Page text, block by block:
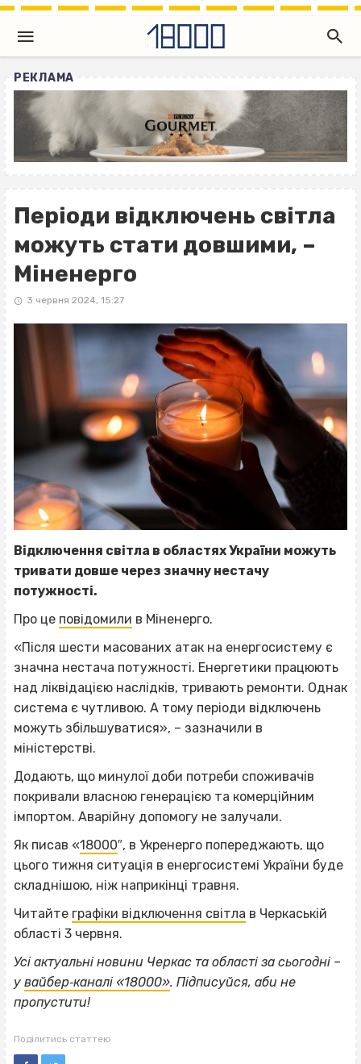
РЕКЛАМА
Періоди відключень світла
можуть стати довшими, –
Міненерго
3 червня 2024, 15:27
Відключення світла в областях України можуть
тривати довше через значну нестачу
потужності.
Про це повідомили в Міненерго.
«Після шести масованих атак на енергосистему є
значна нестача потужності. Енергетики працюють
над ліквідацією наслідків, тривають ремонти. Однак
система є чутливою. А тому періоди відключень
можуть збільшуватися», – зазначили в
міністерстві.
Додають, що минулої доби потреби споживачів
покривали власною генерацією та комерційним
імпортом. Аварійну допомогу не залучали.
Як писав «18000″, в Укренерго попереджають, що
цього тижня ситуація в енергосистемі України буде
складнішою, ніж наприкінці травня.
Читайте графіки відключення світла в Черкаській
області 3 червня.
Усі актуальні новини Черкас та області за сьогодні –
у вайбер‐каналі «18000». Підписуйся, аби не
пропустити!
Поділитись статтею